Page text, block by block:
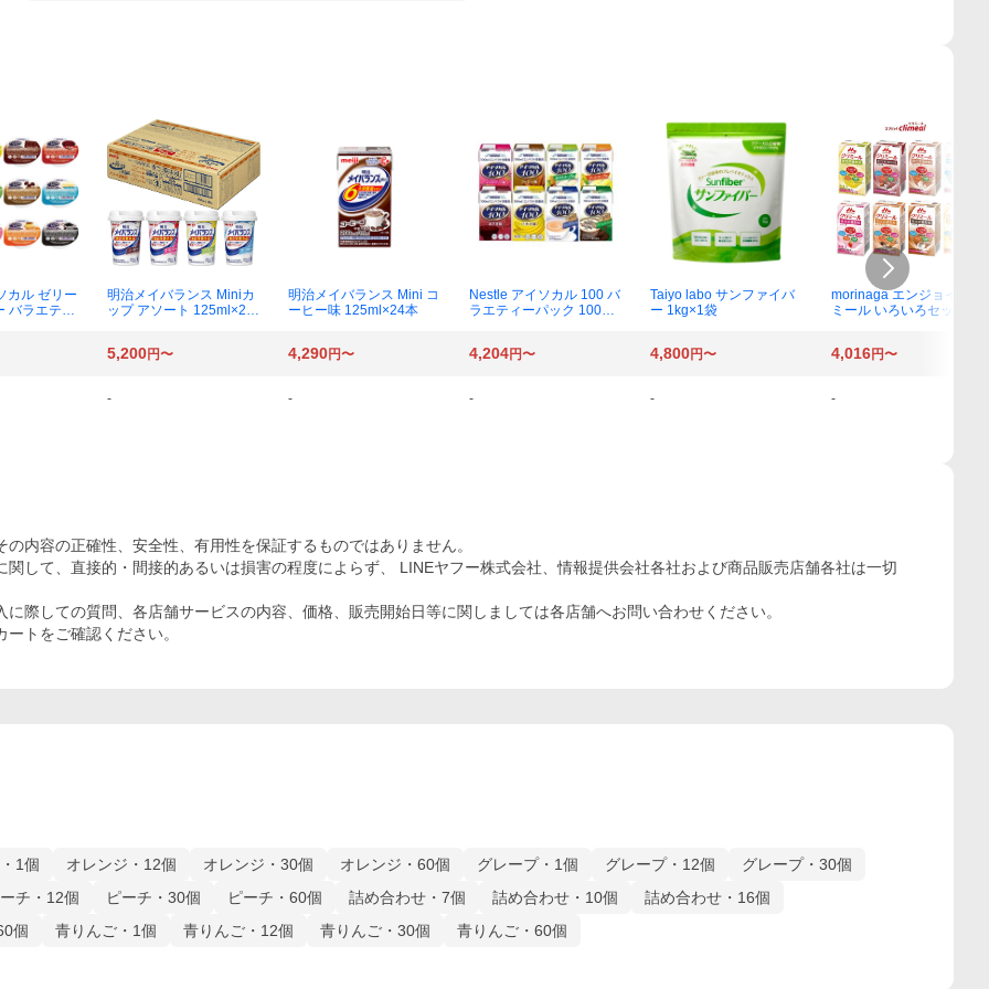
カル ゼリー
バラエティ
明治メイバランス Miniカ
ップ アソート 125ml×24
明治メイバランス Mini コ
ーヒー味 125ml×24本
Nestle アイソカル 100 バ
ラエティーパック 100ml×
Taiyo labo サンファイバ
ー 1kg×1袋
morinaga エンジョイクリ
ミール いろいろセット 12
5,200円〜 4,290円〜 4,204円〜 4,800円〜 4,016円〜
- - - - -
内容の正確性、安全性、有用性を保証するものではありません。
して、直接的・間接的あるいは損害の程度によらず、 LINEヤフー株式会社、情報提供会社各社および商品販売店舗各社は一切
際しての質問、各店舗サービスの内容、価格、販売開始日等に関しましては各店舗へお問い合わせください。
トをご確認ください。
1個 オレンジ・12個 オレンジ・30個 オレンジ・60個 グレープ・1個 グレープ・12個
グレープ・30個
チ・12個
ピーチ・30個 ピーチ・60個 詰め合わせ・7個 詰め合わせ・10個
詰め合わせ・16個
個
青りんご・1個 青りんご・12個 青りんご・30個 青りんご・60個